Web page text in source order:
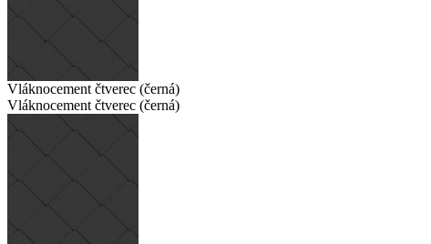
Vláknocement čtverec (černá)
Vláknocement čtverec (černá)